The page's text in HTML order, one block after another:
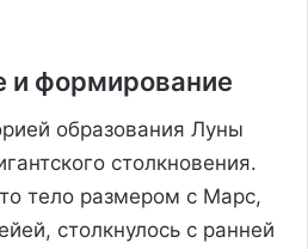
и формирование
образования Луны
столкновения.
тело размером с Марс,
столкнулось с ранней